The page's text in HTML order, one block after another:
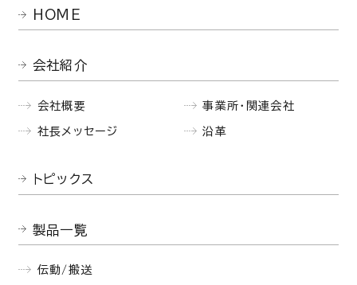
HOME
会社紹介
会社概要
社長メッセージ
事業所・関連会社
沿革
トピックス
製品一覧
伝動/搬送